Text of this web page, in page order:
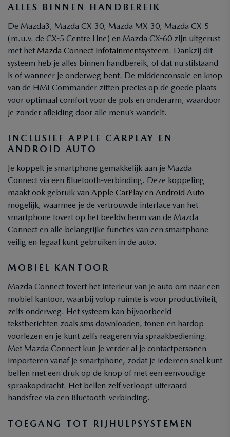
ALLES BINNEN HANDBEREIK
De Mazda3, Mazda CX-30, Mazda MX-30, Mazda CX-5
(m.u.v. de CX-5 Centre Line) en Mazda CX-60 zijn uitgerust
met het Mazda Connect infotainmentsysteem. Dankzij dit
systeem heb je alles binnen handbereik, of dat nu stilstaand
is of wanneer je onderweg bent. De middenconsole en knop
van de HMI Commander zitten precies op de goede plaats
voor optimaal comfort voor de pols en onderarm, waardoor
je zonder afleiding door alle menu’s wandelt.
INCLUSIEF APPLE CARPLAY EN
ANDROID AUTO
Je koppelt je smartphone gemakkelijk aan je Mazda
Connect via een Bluetooth-verbinding. Deze koppeling
maakt ook gebruik van Apple CarPlay en Android Auto
mogelijk, waarmee je de vertrouwde interface van het
smartphone tovert op het beeldscherm van de Mazda
Connect en alle belangrijke functies van een smartphone
veilig en legaal kunt gebruiken in de auto.
MOBIEL KANTOOR
Mazda Connect tovert het interieur van je auto om naar een
mobiel kantoor, waarbij volop ruimte is voor productiviteit,
zelfs onderweg. Het systeem kan bijvoorbeeld
tekstberichten zoals sms downloaden, tonen en hardop
voorlezen en je kunt zelfs reageren via spraakbediening.
Met Mazda Connect kun je verder al je contactpersonen
importeren vanaf je smartphone, zodat je iedereen snel kunt
bellen met een druk op de knop of met een eenvoudige
spraakopdracht. Het bellen zelf verloopt uiteraard
handsfree via een Bluetooth-verbinding.
TOEGANG TOT RIJHULPSYSTEMEN